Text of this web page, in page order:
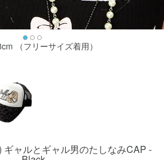
（フリーサイズ着用）
ギャルとギャル男のたしなみCAP -